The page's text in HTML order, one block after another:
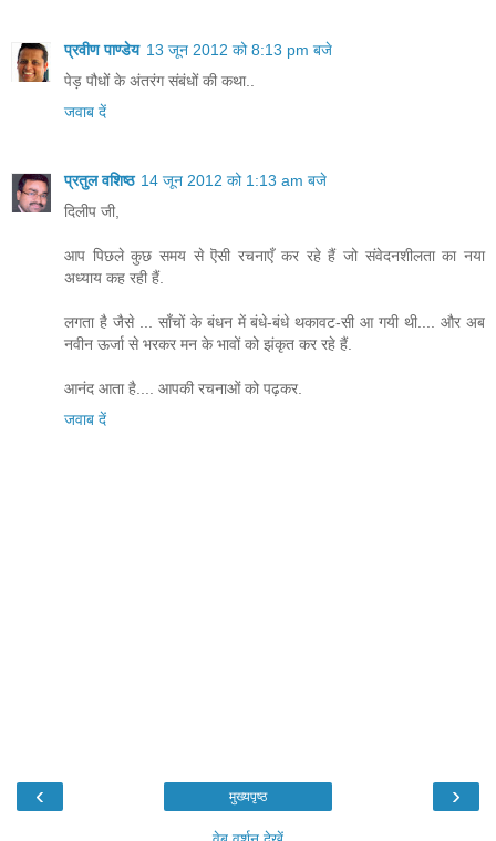
प्रवीण पाण्डेय 13 जून 2012 को 8:13 pm बजे
पेड़ पौधों के अंतरंग संबंधों की कथा..
जवाब दें
प्रतुल वशिष्ठ 14 जून 2012 को 1:13 am बजे
दिलीप जी,
आप पिछले कुछ समय से ऎसी रचनाएँ कर रहे हैं जो संवेदनशीलता का नया
अध्याय कह रही हैं.
लगता है जैसे ... साँचों के बंधन में बंधे-बंधे थकावट-सी आ गयी थी.... और अब
नवीन ऊर्जा से भरकर मन के भावों को झंकृत कर रहे हैं.
आनंद आता है.... आपकी रचनाओं को पढ़कर.
जवाब दें
‹ ›
मुख्यपृष्ठ